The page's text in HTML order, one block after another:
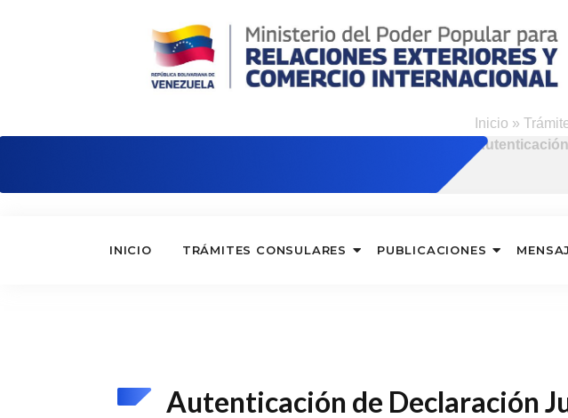
Inicio »
INICIO TRÁMITES CONSULARES PUBLICACIONES
Autenticación de Declaración